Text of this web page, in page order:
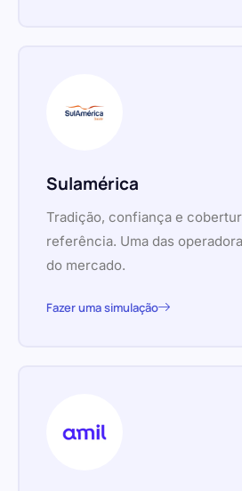
Sulamérica
Tradição, confiança e
referência. Uma das
do mercado.
Fazer uma simulação